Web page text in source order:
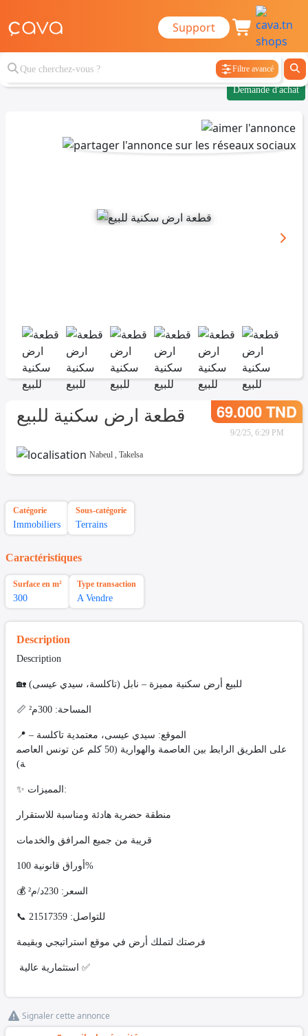
Support
Filtre avancé
Demande d'achat
قطعة ارض سكنية للبيع 69.000 TND
9/2/25, 6:29 PM
Nabeul , Takelsa
Catégorie
Immobiliers
Sous-catégorie
Terrains
Caractéristiques
Surface en m²
300
Type transaction
A Vendre
Description
Description
🏡 للبيع أرض سكنية مميزة – نابل (تاكلسة، سيدي عيسى)
📏 المساحة: 300م²
📍 الموقع: سيدي عيسى، معتمدية تاكلسة –
على الطريق الرابط بين العاصمة والهوارية (50 كلم عن تونس العاصم
ة)
✨ المميزات:
منطقة حضرية هادئة ومناسبة للاستقرار
قريبة من جميع المرافق والخدمات
أوراق قانونية 100%
💰 السعر: 230د/م²
📞 للتواصل: 21517359
فرصتك لتملك أرض في موقع استراتيجي وبقيمة
استثمارية عالية ✅
Signaler cette annonce